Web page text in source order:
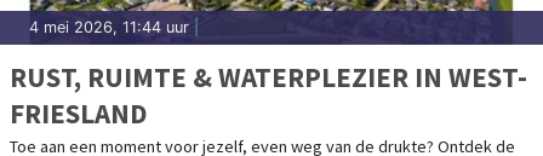
4 mei 2026, 11:44 uur
RUST, RUIMTE & WATERPLEZIER IN WEST-
FRIESLAND
Toe aan een moment voor jezelf, even weg van de drukte? Ontdek de